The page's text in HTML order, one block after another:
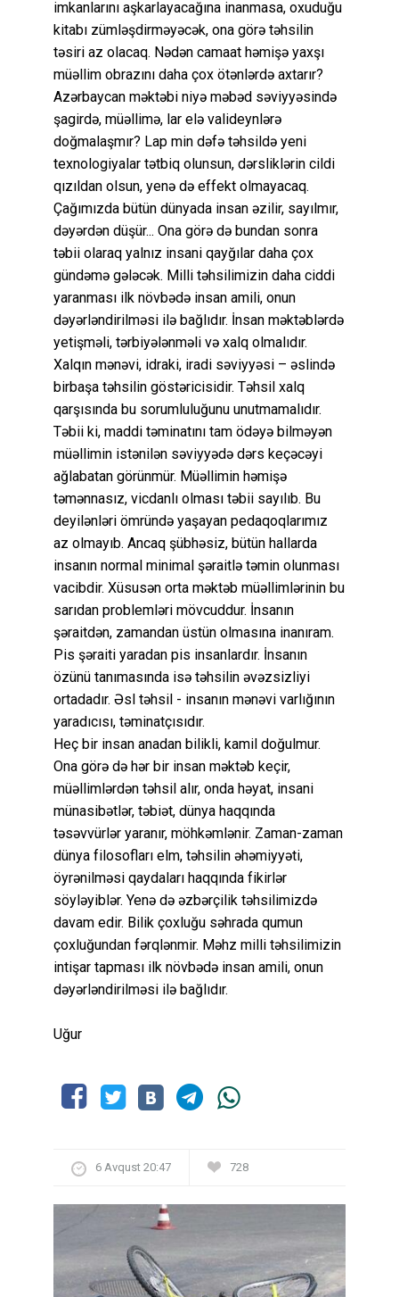
imkanlarını aşkarlayacağına inanmasa, oxuduğu
kitabı zümləşdirməyəcək, ona görə təhsilin
təsiri az olacaq. Nədən camaat həmişə yaxşı
müəllim obrazını daha çox ötənlərdə axtarır?
Azərbaycan məktəbi niyə məbəd səviyyəsində
şagirdə, müəllimə, lar elə valideynlərə
doğmalaşmır? Lap min dəfə təhsildə yeni
texnologiyalar tətbiq olunsun, dərsliklərin cildi
qızıldan olsun, yenə də effekt olmayacaq.
Çağımızda bütün dünyada insan əzilir, sayılmır,
dəyərdən düşür... Ona görə də bundan sonra
təbii olaraq yalnız insani qayğılar daha çox
gündəmə gələcək. Milli təhsilimizin daha ciddi
yaranması ilk növbədə insan amili, onun
dəyərləndirilməsi ilə bağlıdır. İnsan məktəblərdə
yetişməli, tərbiyələnməli və xalq olmalıdır.
Xalqın mənəvi, idraki, iradi səviyyəsi – əslində
birbaşa təhsilin göstəricisidir. Təhsil xalq
qarşısında bu sorumluluğunu unutmamalıdır.
Təbii ki, maddi təminatını tam ödəyə bilməyən
müəllimin istənilən səviyyədə dərs keçəcəyi
ağlabatan görünmür. Müəllimin həmişə
təmənnasız, vicdanlı olması təbii sayılıb. Bu
deyilənləri ömründə yaşayan pedaqoqlarımız
az olmayıb. Ancaq şübhəsiz, bütün hallarda
insanın normal minimal şəraitlə təmin olunması
vacibdir. Xüsusən orta məktəb müəllimlərinin bu
sarıdan problemləri mövcuddur. İnsanın
şəraitdən, zamandan üstün olmasına inanıram.
Pis şəraiti yaradan pis insanlardır. İnsanın
özünü tanımasında isə təhsilin əvəzsizliyi
ortadadır. Əsl təhsil - insanın mənəvi varlığının
yaradıcısı, təminatçısıdır.
Heç bir insan anadan bilikli, kamil doğulmur.
Ona görə də hər bir insan məktəb keçir,
müəllimlərdən təhsil alır, onda həyat, insani
münasibətlər, təbiət, dünya haqqında
təsəvvürlər yaranır, möhkəmlənir. Zaman-zaman
dünya filosofları elm, təhsilin əhəmiyyəti,
öyrənilməsi qaydaları haqqında fikirlər
söyləyiblər. Yenə də əzbərçilik təhsilimizdə
davam edir. Bilik çoxluğu səhrada qumun
çoxluğundan fərqlənmir. Məhz milli təhsilimizin
intişar tapması ilk növbədə insan amili, onun
dəyərləndirilməsi ilə bağlıdır.
Uğur
6 Avqust 20:47 728